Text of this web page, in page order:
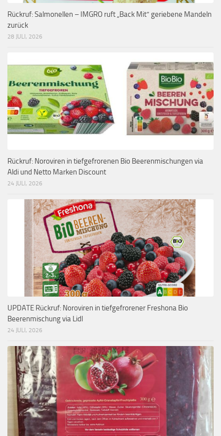
Rückruf: Salmonellen – IMGRO ruft „Back Mit“ geriebene Mandeln
zurück
28 JULI, 2026
Rückruf: Noroviren in tiefgefrorenen Bio Beerenmischungen via
Aldi und Netto Marken Discount
24 JULI, 2026
UPDATE Rückruf: Noroviren in tiefgefrorener Freshona Bio
Beerenmischung via Lidl
24 JULI, 2026